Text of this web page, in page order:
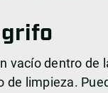
vacío dentro de
de limpieza.